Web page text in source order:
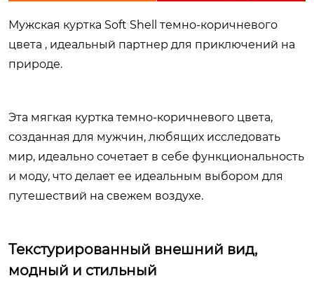
Мужская куртка Soft Shell темно-коричневого
цвета , идеальный партнер для приключений на
природе.
Эта мягкая куртка темно-коричневого цвета,
созданная для мужчин, любящих исследовать
мир, идеально сочетает в себе функциональность
и моду, что делает ее идеальным выбором для
путешествий на свежем воздухе.
Текстурированный внешний вид,
модный и стильный